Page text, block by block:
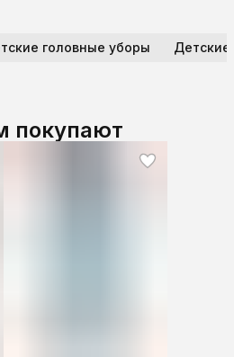
головные уборы Детские
покупают